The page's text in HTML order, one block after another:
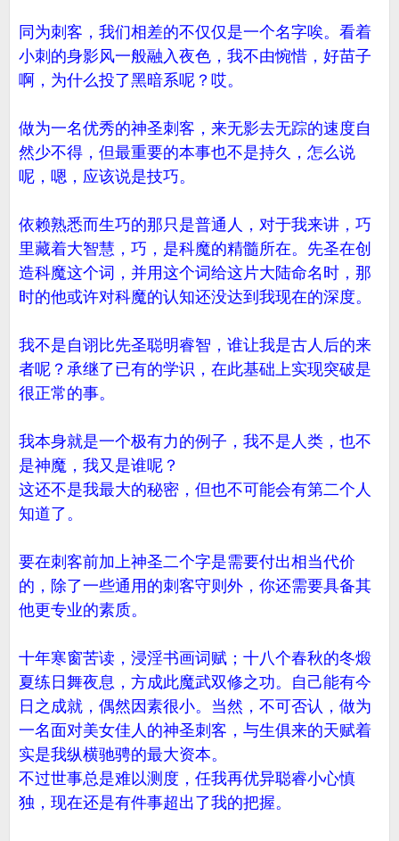
同为刺客，我们相差的不仅仅是一个名字唉。看着
小刺的身影风一般融入夜色，我不由惋惜，好苗子
啊，为什么投了黑暗系呢？哎。
做为一名优秀的神圣刺客，来无影去无踪的速度自
然少不得，但最重要的本事也不是持久，怎么说
呢，嗯，应该说是技巧。
依赖熟悉而生巧的那只是普通人，对于我来讲，巧
里藏着大智慧，巧，是科魔的精髓所在。先圣在创
造科魔这个词，并用这个词给这片大陆命名时，那
时的他或许对科魔的认知还没达到我现在的深度。
我不是自诩比先圣聪明睿智，谁让我是古人后的来
者呢？承继了已有的学识，在此基础上实现突破是
很正常的事。
我本身就是一个极有力的例子，我不是人类，也不
是神魔，我又是谁呢？
这还不是我最大的秘密，但也不可能会有第二个人
知道了。
要在刺客前加上神圣二个字是需要付出相当代价
的，除了一些通用的刺客守则外，你还需要具备其
他更专业的素质。
十年寒窗苦读，浸淫书画词赋；十八个春秋的冬煅
夏练日舞夜息，方成此魔武双修之功。自己能有今
日之成就，偶然因素很小。当然，不可否认，做为
一名面对美女佳人的神圣刺客，与生俱来的天赋着
实是我纵横驰骋的最大资本。
不过世事总是难以测度，任我再优异聪睿小心慎
独，现在还是有件事超出了我的把握。